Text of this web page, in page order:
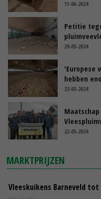
11-06-2024
Petitie
29-05-2024
'Europese
hebben
23-05-2024
22-05-2024
MARKTPRIJZEN
Vleeskuikens Barneveld tot